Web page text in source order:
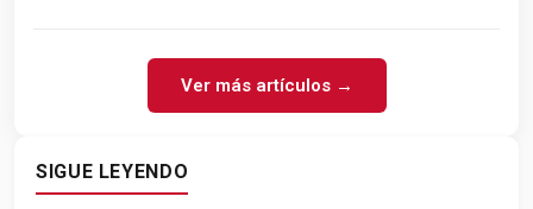
Ver más artículos →
SIGUE LEYENDO